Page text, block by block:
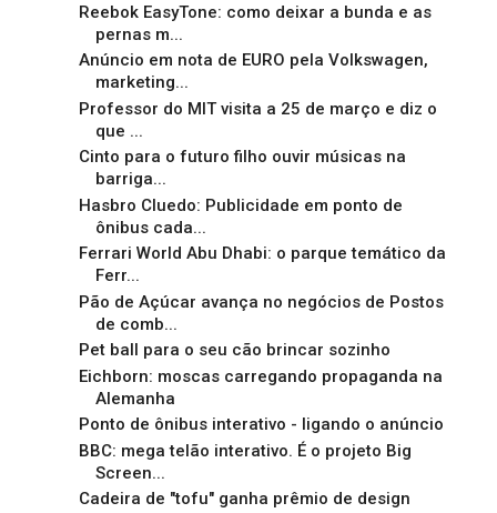
Reebok EasyTone: como deixar a bunda e as
pernas m...
Anúncio em nota de EURO pela Volkswagen,
marketing...
Professor do MIT visita a 25 de março e diz o
que ...
Cinto para o futuro filho ouvir músicas na
barriga...
Hasbro Cluedo: Publicidade em ponto de
ônibus cada...
Ferrari World Abu Dhabi: o parque temático da
Ferr...
Pão de Açúcar avança no negócios de Postos
de comb...
Pet ball para o seu cão brincar sozinho
Eichborn: moscas carregando propaganda na
Alemanha
Ponto de ônibus interativo - ligando o anúncio
BBC: mega telão interativo. É o projeto Big
Screen...
Cadeira de "tofu" ganha prêmio de design